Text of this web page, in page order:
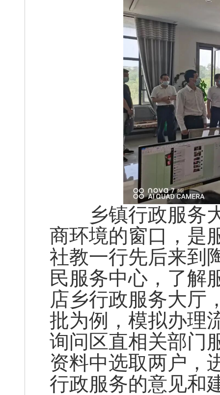
乡镇行政服务大
商环境的窗口，是
社教一行先后来到
民服务中心，了解
店乡行政服务大厅
批为例，模拟办理
询问区直相关部门
资料中选取两户，
行政服务的意见和